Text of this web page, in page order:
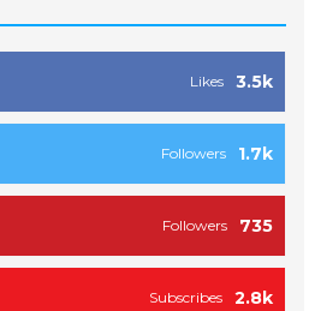
3.5k
Likes
1.7k
Followers
735
Followers
2.8k
Subscribes